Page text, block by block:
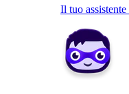
Il tuo